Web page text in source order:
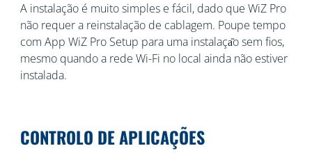
A instalação é muito simples e fácil, dado que WiZ Pro
não requer a reinstalação de cablagem. Poupe tempo
com App WiZ Pro Setup para uma instalaça᷉o sem fios,
mesmo quando a rede Wi-Fi no local ainda não estiver
instalada.
CONTROLO DE APLICAÇÕES